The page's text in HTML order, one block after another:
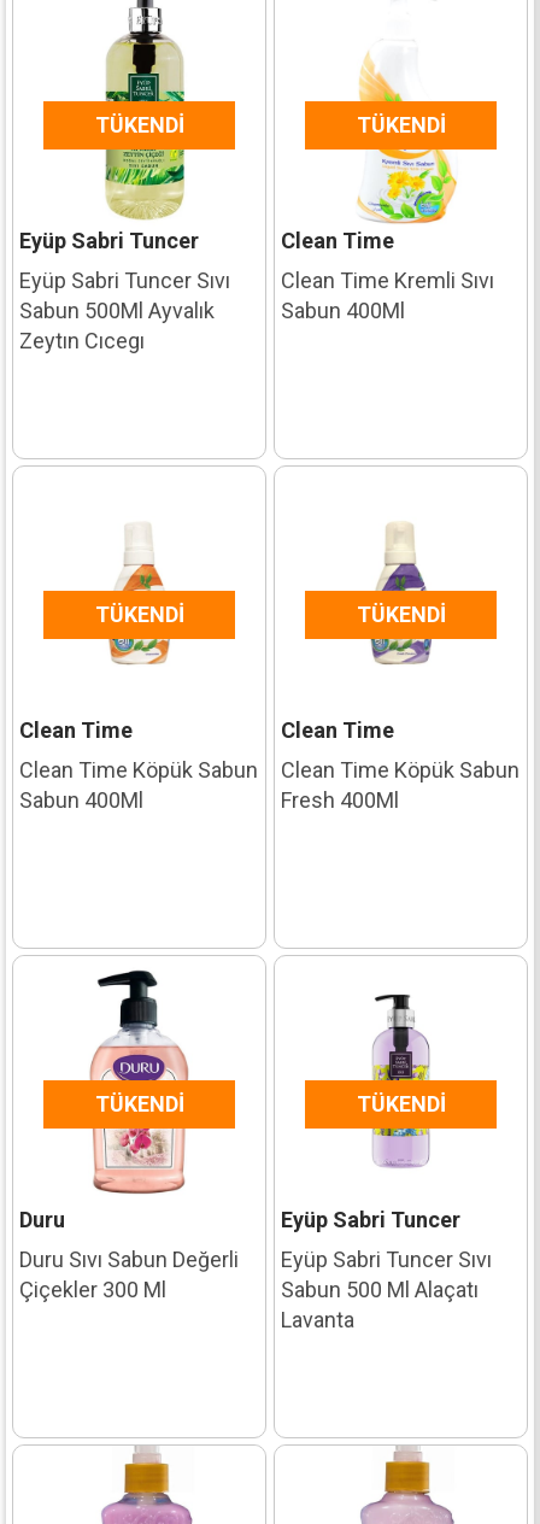
TÜKENDI
Eyüp Sabri Tuncer
Eyüp Sabri Tuncer Sıvı
Sabun 500Ml Ayvalık
Zeytın Cıcegı
TÜKENDI
Clean Time
Clean Time Kremli Sıvı
Sabun 400Ml
TÜKENDI
Clean Time
Clean Time Köpük Sabun
Sabun 400Ml
TÜKENDI
Clean Time
Clean Time Köpük Sabun
Fresh 400Ml
TÜKENDI
Duru
Duru Sıvı Sabun Değerli
Çiçekler 300 Ml
TÜKENDI
Eyüp Sabri Tuncer
Eyüp Sabri Tuncer Sıvı
Sabun 500 Ml Alaçatı
Lavanta